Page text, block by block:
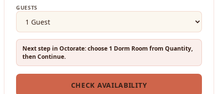
GUESTS
Next step in Octorate: choose 1 Dorm Room from Quantity,
then Continue.
CHECK AVAILABILITY